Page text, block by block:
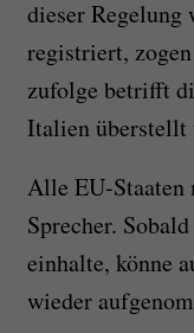
dieser Regelung
registriert,
zufolge betrifft
Italien überstellt
Alle EU-Staaten
Sprecher.
einhalte, könne
wieder